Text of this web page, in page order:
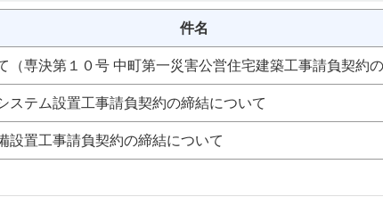
件名
（専決第１０号 中町第一災害公営住宅建築工事請負契約
ステム設置工事請負契約の締結について
設置工事請負契約の締結について